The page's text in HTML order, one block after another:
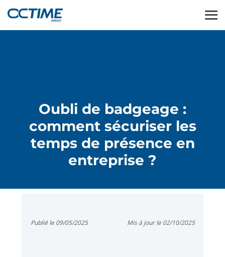
Oubli de badgeage :
comment sécuriser les
temps de présence en
entreprise ?
Publié le 09/05/2025 Mis à jour le 02/10/2025